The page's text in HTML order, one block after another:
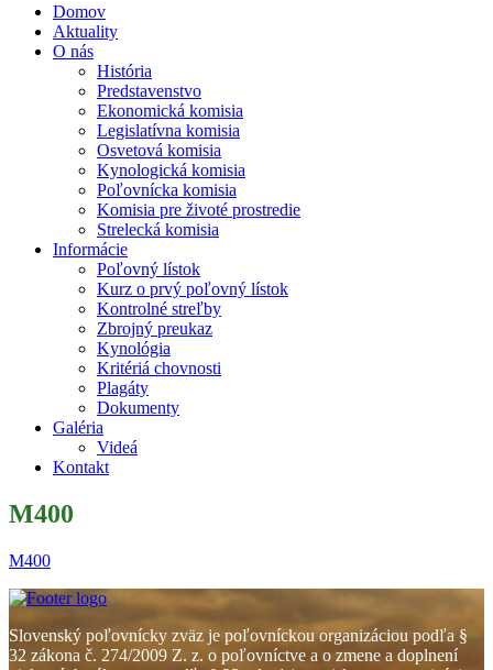
Domov
Aktuality
O nás
História
Predstavenstvo
Ekonomická komisia
Legislatívna komisia
Osvetová komisia
Kynologická komisia
Poľovnícka komisia
Komisia pre životé prostredie
Strelecká komisia
Informácie
Poľovný lístok
Kurz o prvý poľovný lístok
Kontrolné streľby
Zbrojný preukaz
Kynológia
Kritériá chovnosti
Plagáty
Dokumenty
Galéria
Videá
Kontakt
M400
M400
Slovenský poľovnícky zväz je poľovníckou organizáciou podľa §
32 zákona č. 274/2009 Z. z. o poľovníctve a o zmene a doplnení